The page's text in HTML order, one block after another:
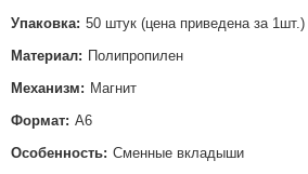
Упаковка: 50 штук (цена приведена за 1шт.)
Материал: Полипропилен
Механизм: Магнит
Формат: А6
Особенность: Сменные вкладыши